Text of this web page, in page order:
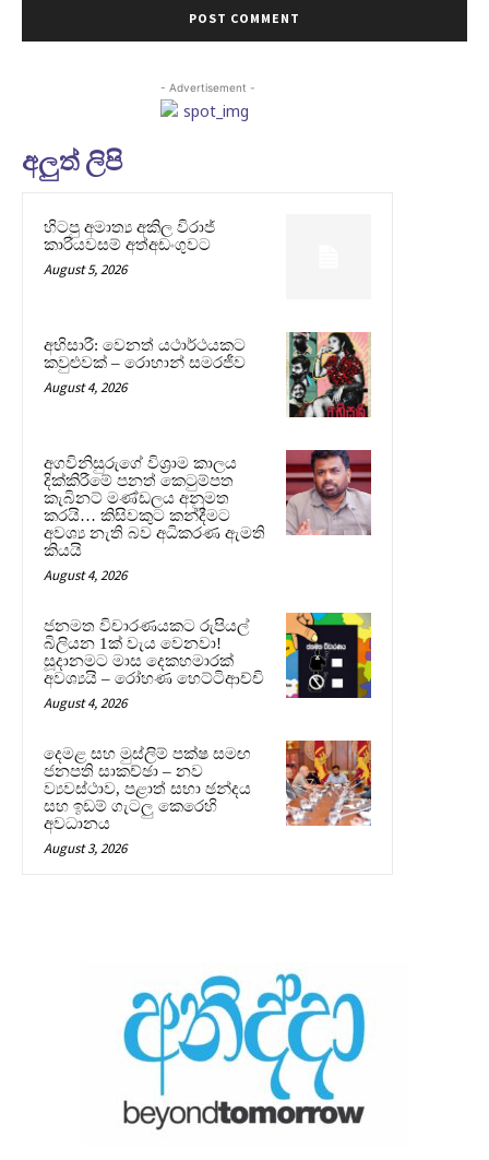
- Advertisement -
අලුත් ලිපි
හිටපු අමාත්‍ය අකිල විරාජ්
කාරියවසම් අත්අඩංගුවට
August 5, 2026
අභිසාරී: වෙනත් යථාර්ථයකට
කවුළුවක් – රොහාන් සමරජීව
August 4, 2026
අගවිනිසුරුගේ විශ්‍රාම කාලය
දික්කිරීමේ පනත් කෙටුම්පත
කැබිනට් මණ්ඩලය අනුමත
කරයි… කිසිවකුට කන්දීමට
අවශ්‍ය නැති බව අධිකරණ ඇමති
කියයි
August 4, 2026
ජනමත විචාරණයකට රුපියල්
බිලියන 1ක් වැය වෙනවා!
සූදානමට මාස දෙකහමාරක්
අවශ්‍යයි – රෝහණ හෙට්ටිආච්චි
August 4, 2026
දෙමළ සහ මුස්ලිම් පක්ෂ සමඟ
ජනපති සාකච්ඡා – නව
ව්‍යවස්ථාව, පළාත් සභා ඡන්දය
සහ ඉඩම් ගැටලු කෙරෙහි
අවධානය
August 3, 2026